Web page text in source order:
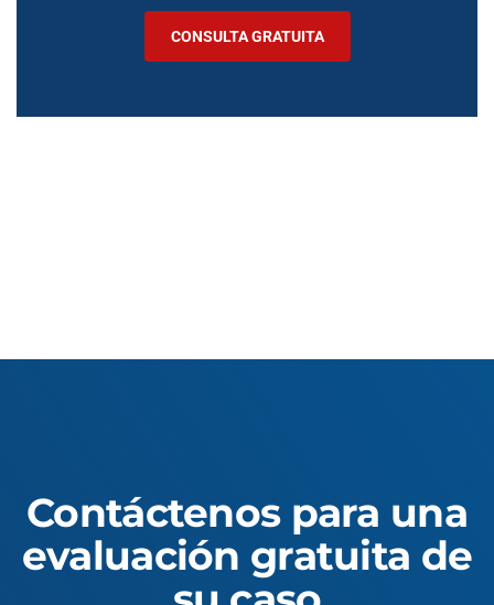
CONSULTA GRATUITA
Contáctenos para una
evaluación gratuita de